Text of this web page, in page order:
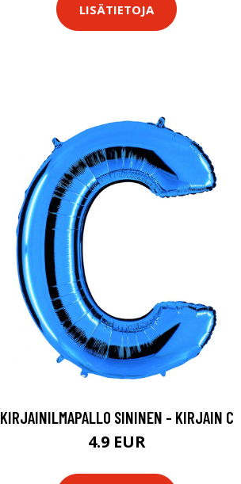
LISÄTIETOJA
KIRJAINILMAPALLO SININEN - KIRJAIN C
4.9 EUR